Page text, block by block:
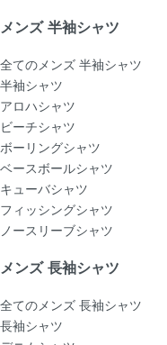
メンズ 半袖シャツ
全てのメンズ 半袖シャツ
半袖シャツ
アロハシャツ
ビーチシャツ
ボーリングシャツ
ベースボールシャツ
キューバシャツ
フィッシングシャツ
ノースリーブシャツ
メンズ 長袖シャツ
全てのメンズ 長袖シャツ
長袖シャツ